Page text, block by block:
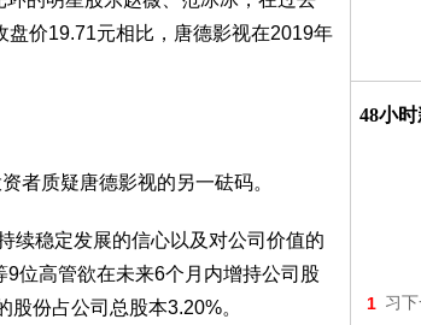
价19.71元相比，唐德影视在2019年
者质疑唐德影视的另一砝码。
续稳定发展的信心以及对公司价值的
位高管欲在未来6个月内增持公司股
份占公司总股本3.20%。
48小
1 习